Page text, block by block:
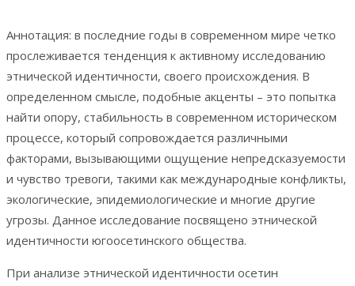
Аннотация: в последние годы в современном мире четко
прослеживается тенденция к активному исследованию
этнической идентичности, своего происхождения. В
определенном смысле, подобные акценты – это попытка
найти опору, стабильность в современном историческом
процессе, который сопровождается различными
факторами, вызывающими ощущение непредсказуемости
и чувство тревоги, такими как международные конфликты,
экологические, эпидемиологические и многие другие
угрозы. Данное исследование посвящено этнической
идентичности югоосетинского общества.
При анализе этнической идентичности осетин